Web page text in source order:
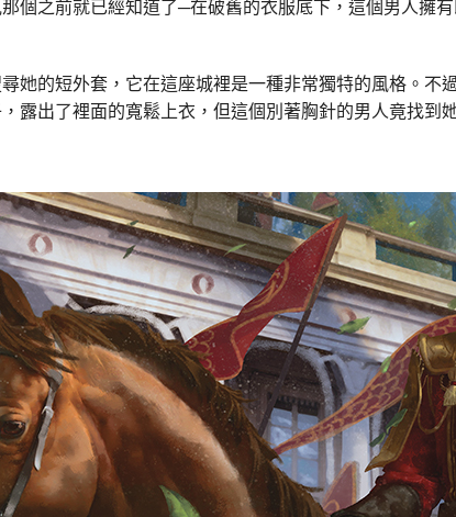
個之前就已經知道了─在破舊的衣服底下，這個男人擁
她的短外套，它在這座城裡是一種非常獨特的風格。不
露出了裡面的寬鬆上衣，但這個別著胸針的男人竟找到